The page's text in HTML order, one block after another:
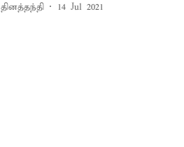
தினத்தந்தி 14 Jul 2021